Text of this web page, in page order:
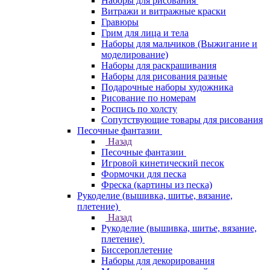
Витражи и витражные краски
Гравюры
Грим для лица и тела
Наборы для мальчиков (Выжигание и
моделирование)
Наборы для раскрашивания
Наборы для рисования разные
Подарочные наборы художника
Рисование по номерам
Роспись по холсту
Сопутствующие товары для рисования
Песочные фантазии
Назад
Песочные фантазии
Игровой кинетический песок
Формочки для песка
Фреска (картины из песка)
Рукоделие (вышивка, шитье, вязание,
плетение)
Назад
Рукоделие (вышивка, шитье, вязание,
плетение)
Биссероплетение
Наборы для декорирования